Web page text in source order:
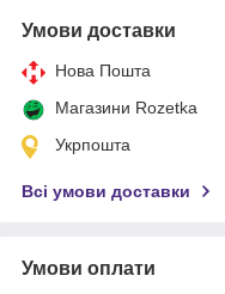
Умови доставки
Нова Пошта
Магазини Rozetka
Укрпошта
Всі умови доставки
Умови оплати